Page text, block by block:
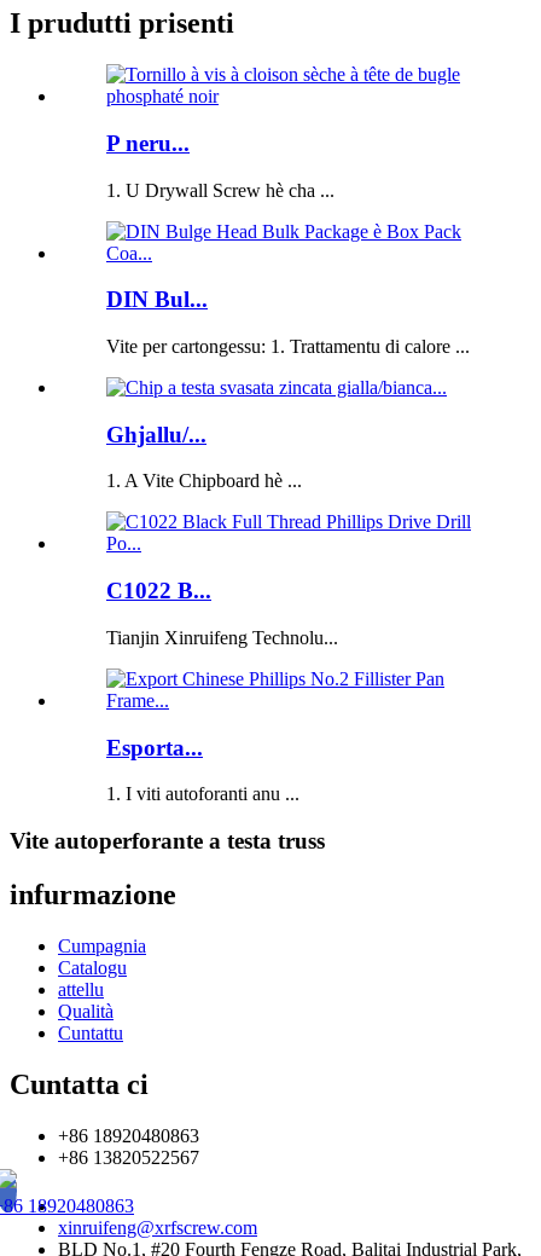
I prudutti prisenti
P neru...
1. U Drywall Screw hè cha ...
DIN Bul...
Vite per cartongessu: 1. Trattamentu di calore ...
Ghjallu/...
1. A Vite Chipboard hè ...
C1022 B...
Tianjin Xinruifeng Technolu...
Esporta...
1. I viti autoforanti anu ...
Vite autoperforante a testa truss
infurmazione
Cumpagnia
Catalogu
attellu
Qualità
Cuntattu
Cuntatta ci
+86 18920480863
+86 13820522567
18920480863
xinruifeng@xrfscrew.com
BLD No.1, #20 Fourth Fengze Road, Balitai Industrial Park,